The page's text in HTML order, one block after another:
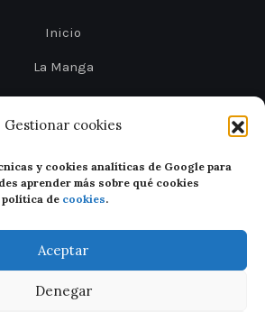
Gestionar cookies
y cookies analíticas de Google para
aprender más sobre qué cookies
de cookies.
Aceptar
Denegar
Inicio
La Manga
Cabo de Palos
Cartagena
San Javier